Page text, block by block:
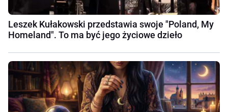
Leszek Kułakowski przedstawia swoje "Poland, My
Homeland". To ma być jego życiowe dzieło